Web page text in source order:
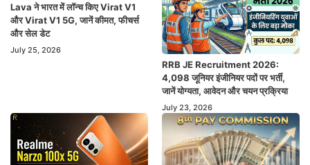
Lava ने भारत में लॉन्च किए Virat V1
और Virat V1 5G, जानें कीमत, फीचर्स
और सेल डेट
July 25, 2026
RRB JE Recruitment 2026:
4,098 जूनियर इंजीनियर पदों पर भर्ती,
जानें योग्यता, आवेदन और चयन प्रक्रिया
July 23, 2026